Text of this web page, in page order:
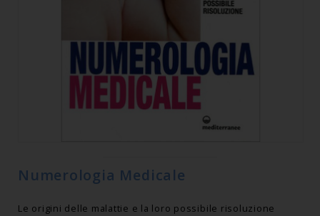
Numerologia Medicale
Le origini delle malattie e la loro possibile risoluzione